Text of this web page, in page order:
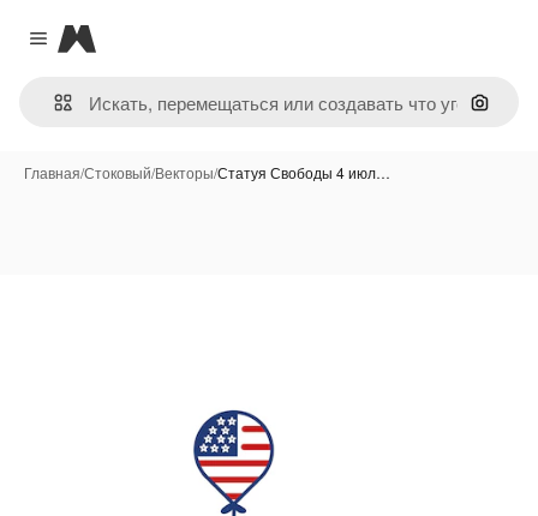
Close menu
Magnific
Поиск
Главная/Стоковый/Векторы/Статуя Свободы 4 июл…